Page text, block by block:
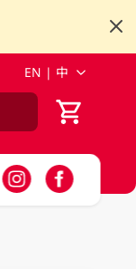
EN | 中